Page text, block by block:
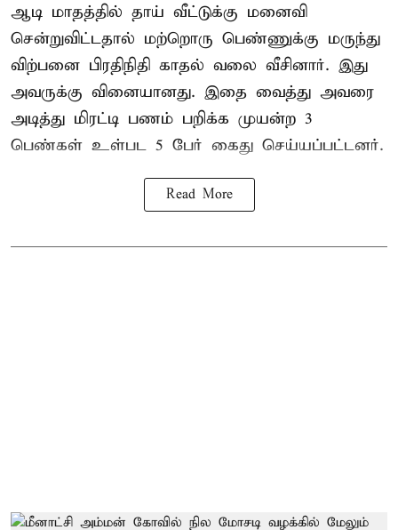
ஆடி மாதத்தில் தாய் வீட்டுக்கு மனைவி
சென்றுவிட்டதால் மற்றொரு பெண்ணுக்கு மருந்து
விற்பனை பிரதிநிதி காதல் வலை வீசினார். இது
அவருக்கு வினையானது. இதை வைத்து அவரை
அடித்து மிரட்டி பணம் பறிக்க முயன்ற 3
பெண்கள் உள்பட 5 பேர் கைது செய்யப்பட்டனர்.
Read More